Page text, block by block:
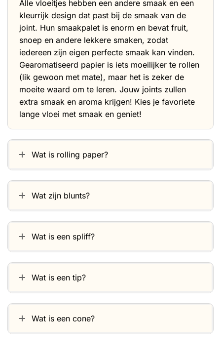
Alle vloeitjes hebben een andere smaak en een
kleurrijk design dat past bij de smaak van de
joint. Hun smaakpalet is enorm en bevat fruit,
snoep en andere lekkere smaken, zodat
iedereen zijn eigen perfecte smaak kan vinden.
Gearomatiseerd papier is iets moeilijker te rollen
(lik gewoon met mate), maar het is zeker de
moeite waard om te leren. Jouw joints zullen
extra smaak en aroma krijgen! Kies je favoriete
lange vloei met smaak en geniet!
Wat is rolling paper?
Wat zijn blunts?
Wat is een spliff?
Wat is een tip?
Wat is een cone?